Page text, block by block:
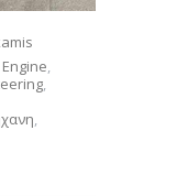
Engine,
,
,